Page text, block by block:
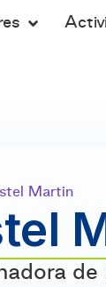
Martin